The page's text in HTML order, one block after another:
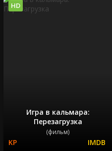
Игра в кальмара:
Перезагрузка
(фильм)
HD